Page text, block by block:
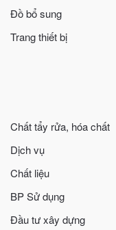
Đồ bổ sung
Trang thiết bị
Chất tẩy rửa, hóa chất
Dịch vụ
Chất liệu
BP Sử dụng
Đầu tư xây dựng